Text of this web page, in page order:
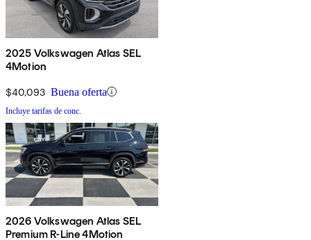
2025 Volkswagen Atlas SEL
4Motion
$40,093 Buena oferta
Incluye tarifas de conc.
2026 Volkswagen Atlas SEL
Premium R-Line 4Motion